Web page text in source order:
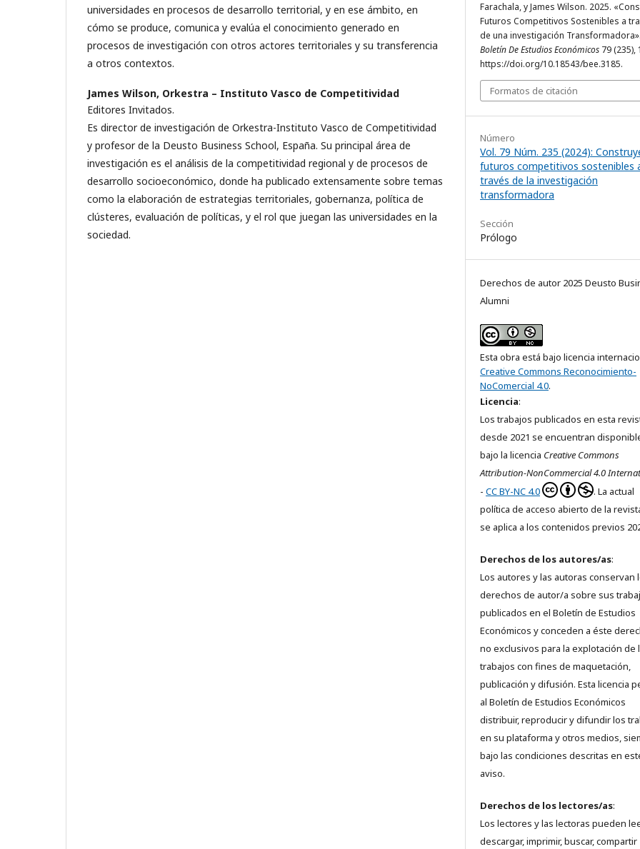
universidades en procesos de desarrollo territorial, y en ese ámbito, en
cómo se produce, comunica y evalúa el conocimiento generado en
procesos de investigación con otros actores territoriales y su transferencia
a otros contextos.
James Wilson, Orkestra – Instituto Vasco de Competitividad
Editores Invitados.
Es director de investigación de Orkestra-Instituto Vasco de Competitividad
y profesor de la Deusto Business School, España. Su principal área de
investigación es el análisis de la competitividad regional y de procesos de
desarrollo socioeconómico, donde ha publicado extensamente sobre temas
como la elaboración de estrategias territoriales, gobernanza, política de
clústeres, evaluación de políticas, y el rol que juegan las universidades en la
sociedad.
Farachala, y James Wilson. 2025.
Futuros Competitivos Sostenibles a
de una investigación Transformadora».
Boletín De Estudios Económicos 79 (235),
https://doi.org/10.18543/bee.3185.
Formatos de citación
Número
Vol. 79 Núm. 235 (2024):
futuros competitivos sostenibles
través de la investigación
transformadora
Sección
Prólogo
Derechos de autor 2025 Deusto
Alumni
Esta obra está bajo licencia
Creative Commons Reconocimiento-
NoComercial 4.0.
Licencia:
Los trabajos publicados en esta
desde 2021 se encuentran
bajo la licencia Creative Commons
Attribution-NonCommercial 4.0
- CC BY-NC 4.0
. La actual
política de acceso abierto de la
se aplica a los contenidos previos
Derechos de los autores/as:
Los autores y las autoras conservan
derechos de autor/a sobre sus
publicados en el Boletín de Estudios
Económicos y conceden a éste
no exclusivos para la explotación de
trabajos con fines de maquetación,
publicación y difusión. Esta licencia
al Boletín de Estudios Económicos
distribuir, reproducir y difundir los
en su plataforma y otros medios,
bajo las condiciones descritas en
aviso.
Derechos de los lectores/as:
Los lectores y las lectoras pueden
descargar, imprimir, buscar, compartir